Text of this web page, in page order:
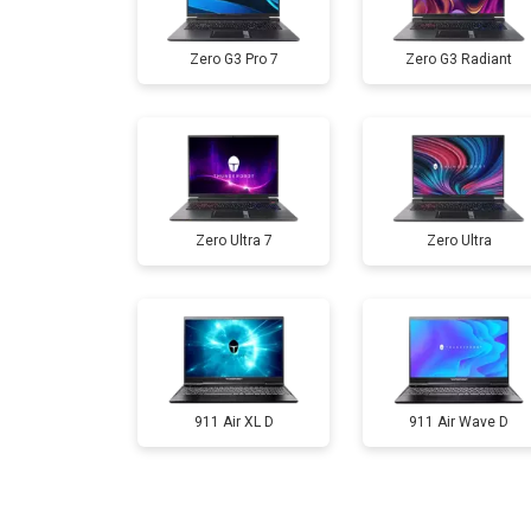
Замена жесткого диска HDD/SSD
Замена разъема HDMI
Замена тачпада
Замена клавиатуры
Замена аккумулятора
Zero G3 Pro 7 Zero G3 Radiant
Zero Ultra 7 Zero Ultra
911 Air XL D 911 Air Wave D